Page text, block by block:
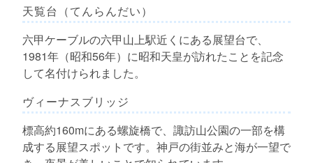
天覧台（てんらんだい）
六甲ケーブルの六甲山上駅近くにある展望台で、
1981年（昭和56年）に昭和天皇が訪れたことを記念
して名付けられました。
ヴィーナスブリッジ
標高約160mにある螺旋橋で、諏訪山公園の一部を構
成する展望スポットです。神戸の街並みと海が一望で